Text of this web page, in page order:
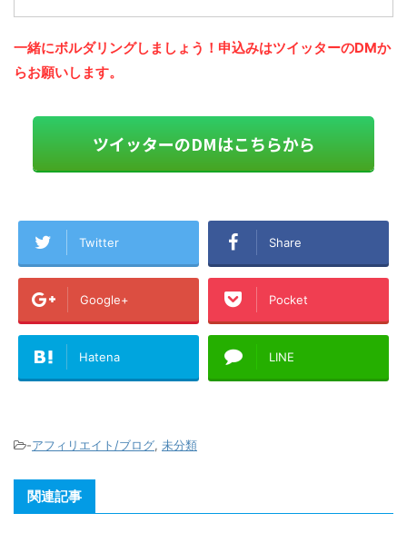
一緒にボルダリングしましょう！申込みはツイッターのDMか
らお願いします。
ツイッターのDMはこちらから
Twitter Share
Google+ Pocket
Hatena LINE
-アフィリエイト/ブログ, 未分類
関連記事